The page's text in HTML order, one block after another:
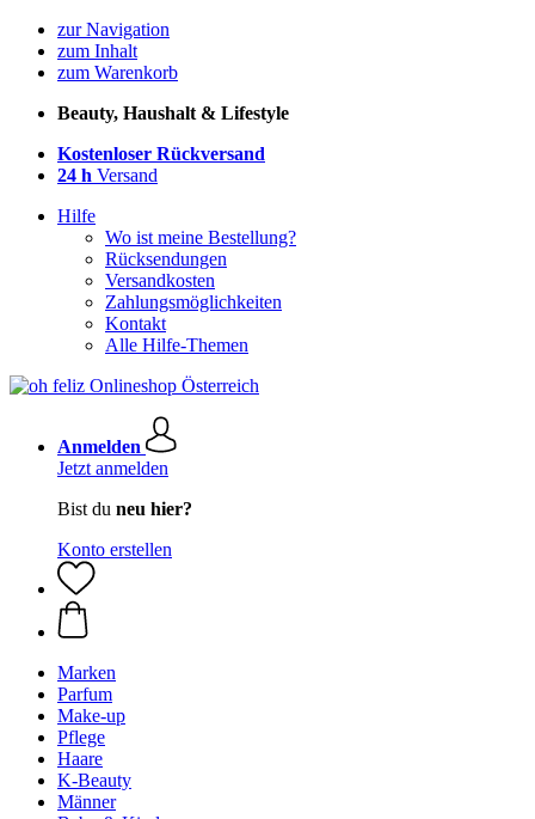
zur Navigation
zum Inhalt
zum Warenkorb
Beauty, Haushalt & Lifestyle
Kostenloser Rückversand
24 h Versand
Hilfe
Wo ist meine Bestellung?
Rücksendungen
Versandkosten
Zahlungsmöglichkeiten
Kontakt
Alle Hilfe-Themen
Anmelden
Jetzt anmelden
Bist du neu hier?
Konto erstellen
Marken
Parfum
Make-up
Pflege
Haare
K-Beauty
Männer